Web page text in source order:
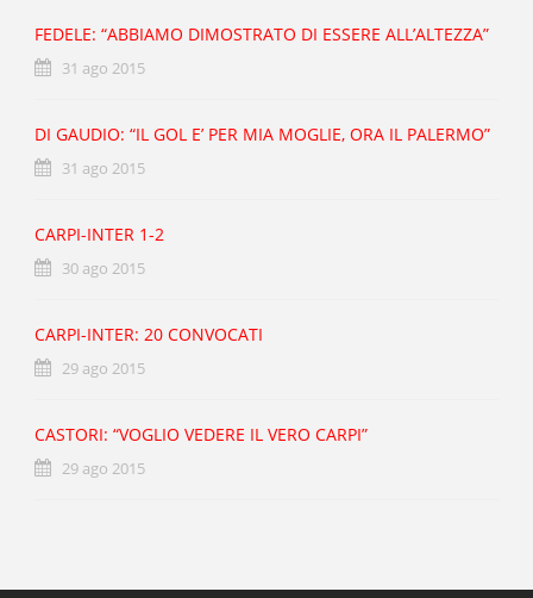
FEDELE: “ABBIAMO DIMOSTRATO DI ESSERE ALL’ALTEZZA”
31 ago 2015
DI GAUDIO: “IL GOL E’ PER MIA MOGLIE, ORA IL PALERMO”
31 ago 2015
CARPI-INTER 1-2
30 ago 2015
CARPI-INTER: 20 CONVOCATI
29 ago 2015
CASTORI: “VOGLIO VEDERE IL VERO CARPI”
29 ago 2015